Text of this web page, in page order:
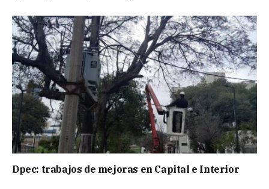
Dpec: trabajos de mejoras en Capital e Interior